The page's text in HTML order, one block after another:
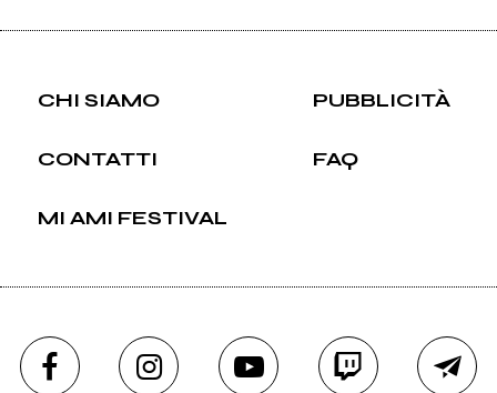
CHI SIAMO PUBBLICITÀ
CONTATTI FAQ
MI AMI FESTIVAL